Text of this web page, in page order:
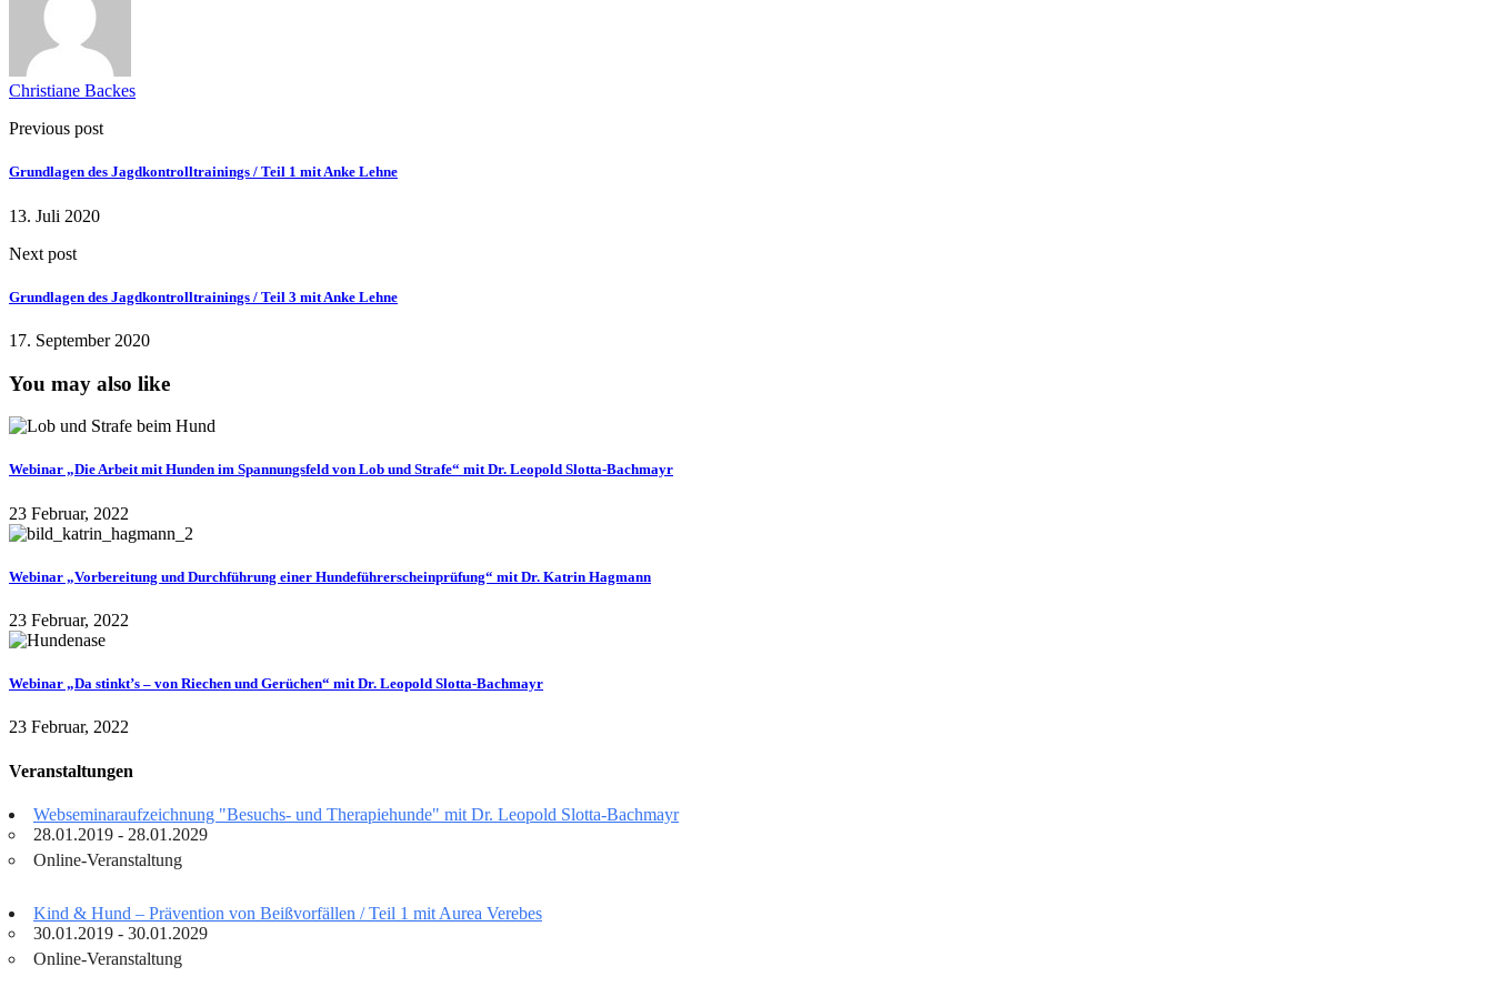
Christiane Backes
Previous post
Grundlagen des Jagdkontrolltrainings / Teil 1 mit Anke Lehne
13. Juli 2020
Next post
Grundlagen des Jagdkontrolltrainings / Teil 3 mit Anke Lehne
17. September 2020
You may also like
Webinar „Die Arbeit mit Hunden im Spannungsfeld von Lob und Strafe“ mit Dr. Leopold Slotta-Bachmayr
23 Februar, 2022
Webinar „Vorbereitung und Durchführung einer Hundeführerscheinprüfung“ mit Dr. Katrin Hagmann
23 Februar, 2022
Webinar „Da stinkt’s – von Riechen und Gerüchen“ mit Dr. Leopold Slotta-Bachmayr
23 Februar, 2022
Veranstaltungen
Webseminaraufzeichnung "Besuchs- und Therapiehunde" mit Dr. Leopold Slotta-Bachmayr
28.01.2019 - 28.01.2029
Online-Veranstaltung
Kind & Hund – Prävention von Beißvorfällen / Teil 1 mit Aurea Verebes
30.01.2019 - 30.01.2029
Online-Veranstaltung